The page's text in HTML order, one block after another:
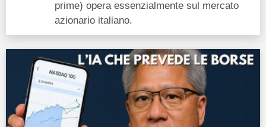
prime) opera essenzialmente sul mercato
azionario italiano.